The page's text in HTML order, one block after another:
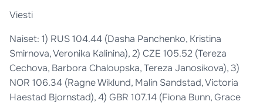
Viesti
Naiset: 1) RUS 104.44 (Dasha Panchenko, Kristina
Smirnova, Veronika Kalinina), 2) CZE 105.52 (Tereza
Cechova, Barbora Chaloupska, Tereza Janosikova), 3)
NOR 106.34 (Ragne Wiklund, Malin Sandstad, Victoria
Haestad Bjornstad), 4) GBR 107.14 (Fiona Bunn, Grace